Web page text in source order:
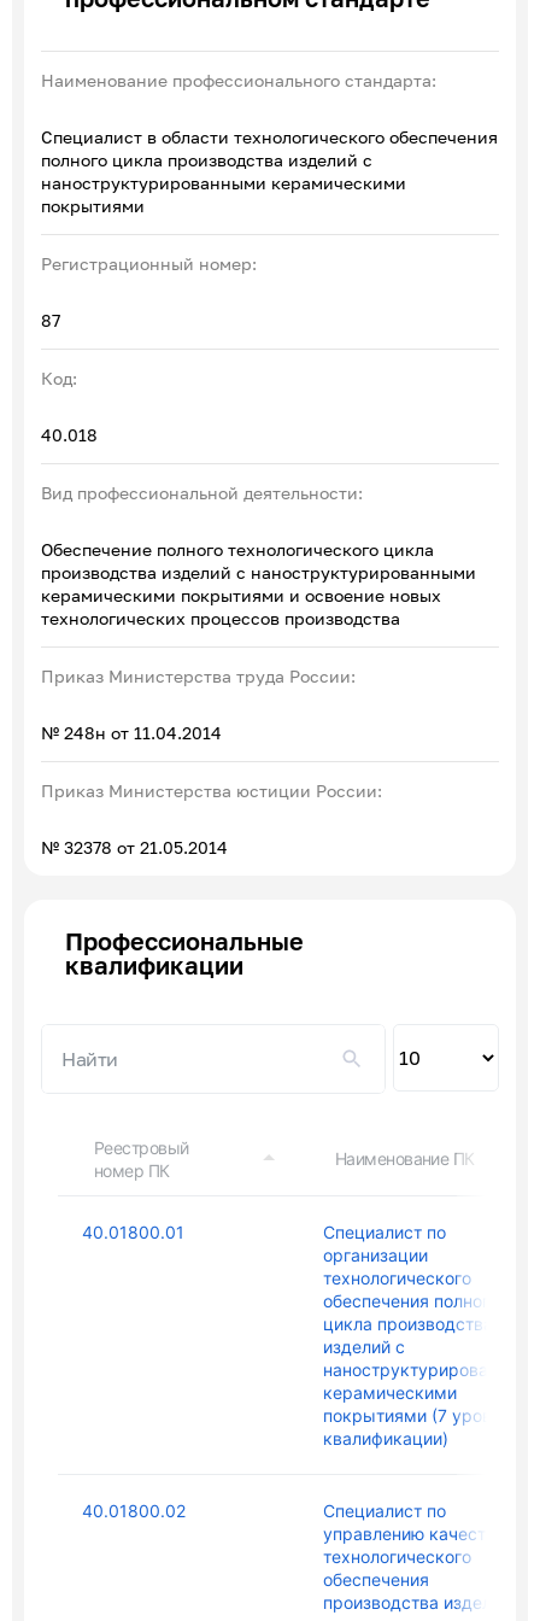
Наименование профессионального стандарта:
Специалист в области технологического обеспечения
полного цикла производства изделий с
наноструктурированными керамическими
покрытиями
Регистрационный номер:
87
Код:
40.018
Вид профессиональной деятельности:
Обеспечение полного технологического цикла
производства изделий с наноструктурированными
керамическими покрытиями и освоение новых
технологических процессов производства
Приказ Министерства труда России:
№ 248н от 11.04.2014
Приказ Министерства юстиции России:
№ 32378 от 21.05.2014
Профессиональные
квалификации
Реестровый
номер ПК
Наименование ПК
40.01800.01
Специалист по
организации
технологического
обеспечения полного
цикла производства
изделий с
керамическими
покрытиями (7 уровень
квалификации)
40.01800.02
Специалист по
управлению качеством
технологического
обеспечения
производства изделий с